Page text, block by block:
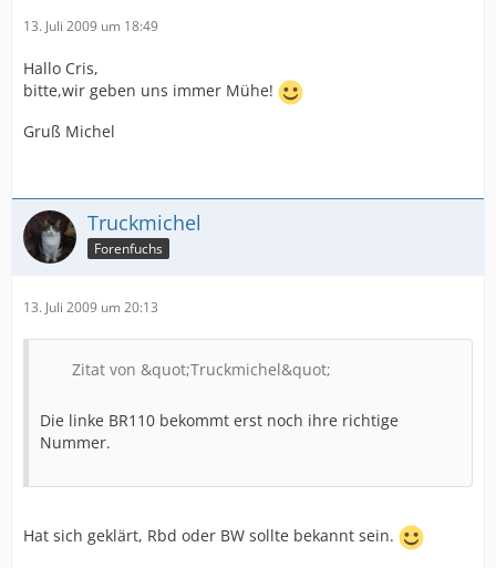
13. Juli 2009 um 18:49
Hallo Cris,
bitte,wir geben uns immer Mühe!
Gruß Michel
Truckmichel
Forenfuchs
13. Juli 2009 um 20:13
Zitat von &quot;Truckmichel&quot;
Die linke BR110 bekommt erst noch ihre richtige
Nummer.
Hat sich geklärt, Rbd oder BW sollte bekannt sein.